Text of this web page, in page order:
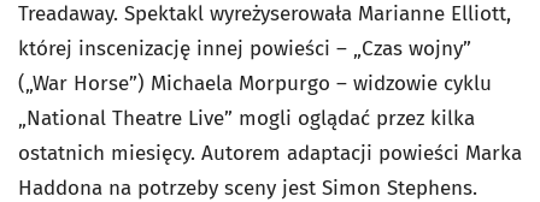
Treadaway. Spektakl wyreżyserowała Marianne Elliott,
której inscenizację innej powieści – „Czas wojny”
(„War Horse”) Michaela Morpurgo – widzowie cyklu
„National Theatre Live” mogli oglądać przez kilka
ostatnich miesięcy. Autorem adaptacji powieści Marka
Haddona na potrzeby sceny jest Simon Stephens.